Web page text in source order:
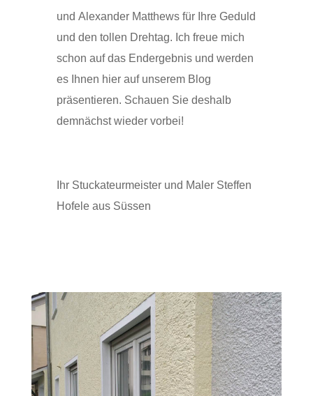
und Alexander Matthews für Ihre Geduld
und den tollen Drehtag. Ich freue mich
schon auf das Endergebnis und werden
es Ihnen hier auf unserem Blog
präsentieren. Schauen Sie deshalb
demnächst wieder vorbei!
Ihr Stuckateurmeister und Maler Steffen
Hofele aus Süssen